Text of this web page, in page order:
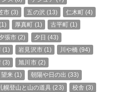
市 (3) 五の沢 (13) 仁木町 (4)
厚真町 (1) 古平町 (1)
張市 (2) 夕日 (43)
(1) 岩見沢市(1) 川や橋 (94)
(3) 旭川市(2)
望来 (1) 朝陽や日の出 (33)
幌登山と山の道具 (23) 校舎 (3)